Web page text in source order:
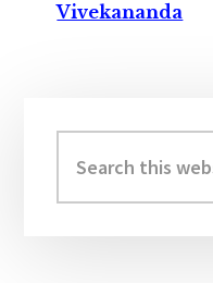
Vivekananda
Sidebar
this
website